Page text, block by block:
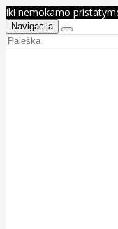
Iki nemokamo
Navigacija